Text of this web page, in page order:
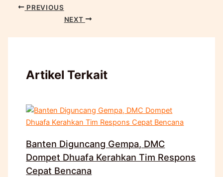
PREVIOUS
NEXT
Artikel Terkait
Banten Diguncang Gempa, DMC
Dompet Dhuafa Kerahkan Tim Respons
Cepat Bencana